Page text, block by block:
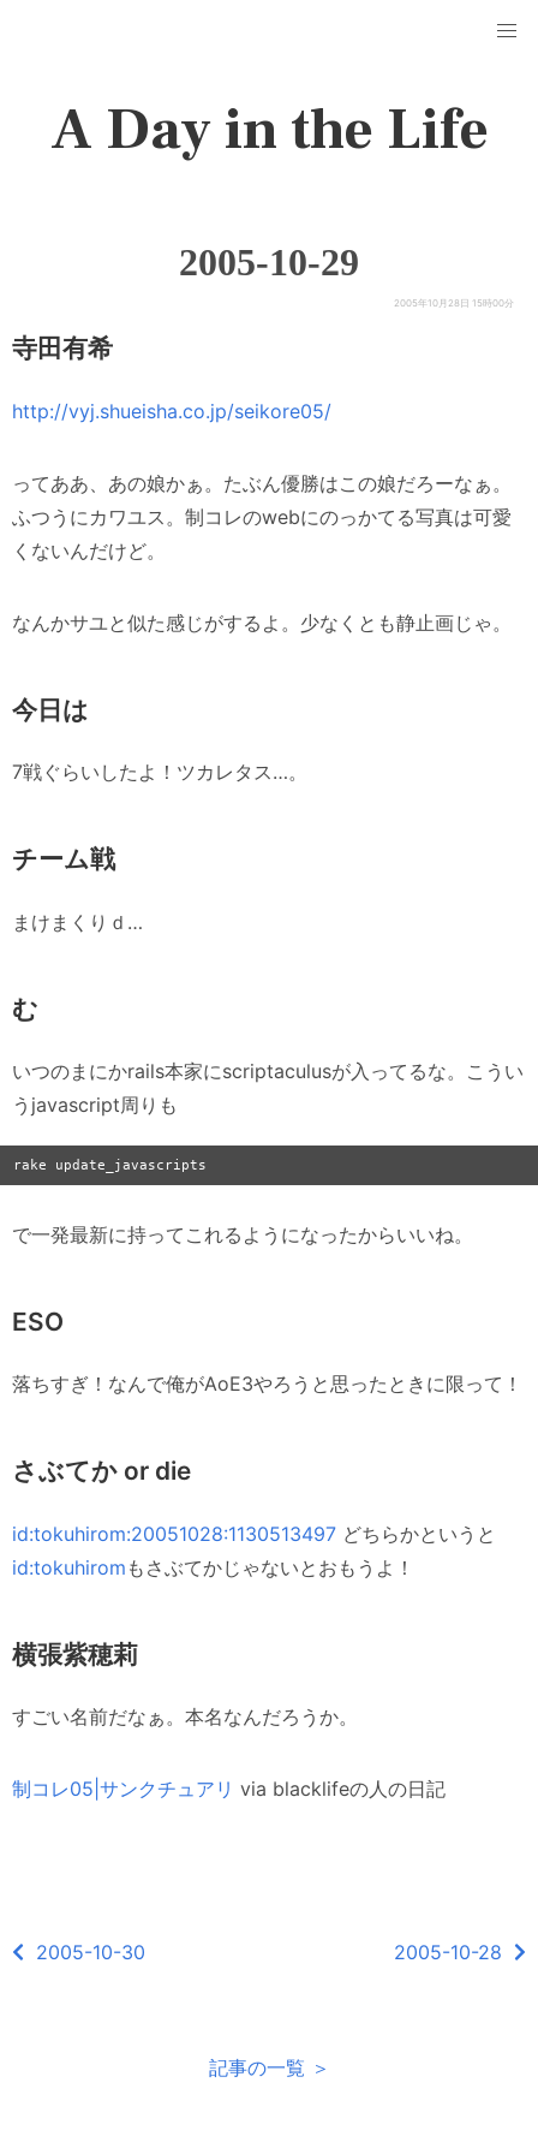
A Day in the Life
2005-10-29
2005年10月28日 15時00分
寺田有希
http://vyj.shueisha.co.jp/seikore05/
ってああ、あの娘かぁ。たぶん優勝はこの娘だろーなぁ。
ふつうにカワユス。制コレのwebにのっかてる写真は可愛
くないんだけど。
なんかサユと似た感じがするよ。少なくとも静止画じゃ。
今日は
7戦ぐらいしたよ！ツカレタス…。
チーム戦
まけまくりｄ…
む
いつのまにかrails本家にscriptaculusが入ってるな。こうい
うjavascript周りも
で一発最新に持ってこれるようになったからいいね。
ESO
落ちすぎ！なんで俺がAoE3やろうと思ったときに限って！
さぶてか or die
id:tokuhirom:20051028:1130513497 どちらかというと
id:tokuhirom もさぶてかじゃないとおもうよ！
横張紫穂莉
すごい名前だなぁ。本名なんだろうか。
制コレ05|サンクチュアリ via blacklifeの人の日記
2005-10-30 2005-10-28
記事の一覧 ＞